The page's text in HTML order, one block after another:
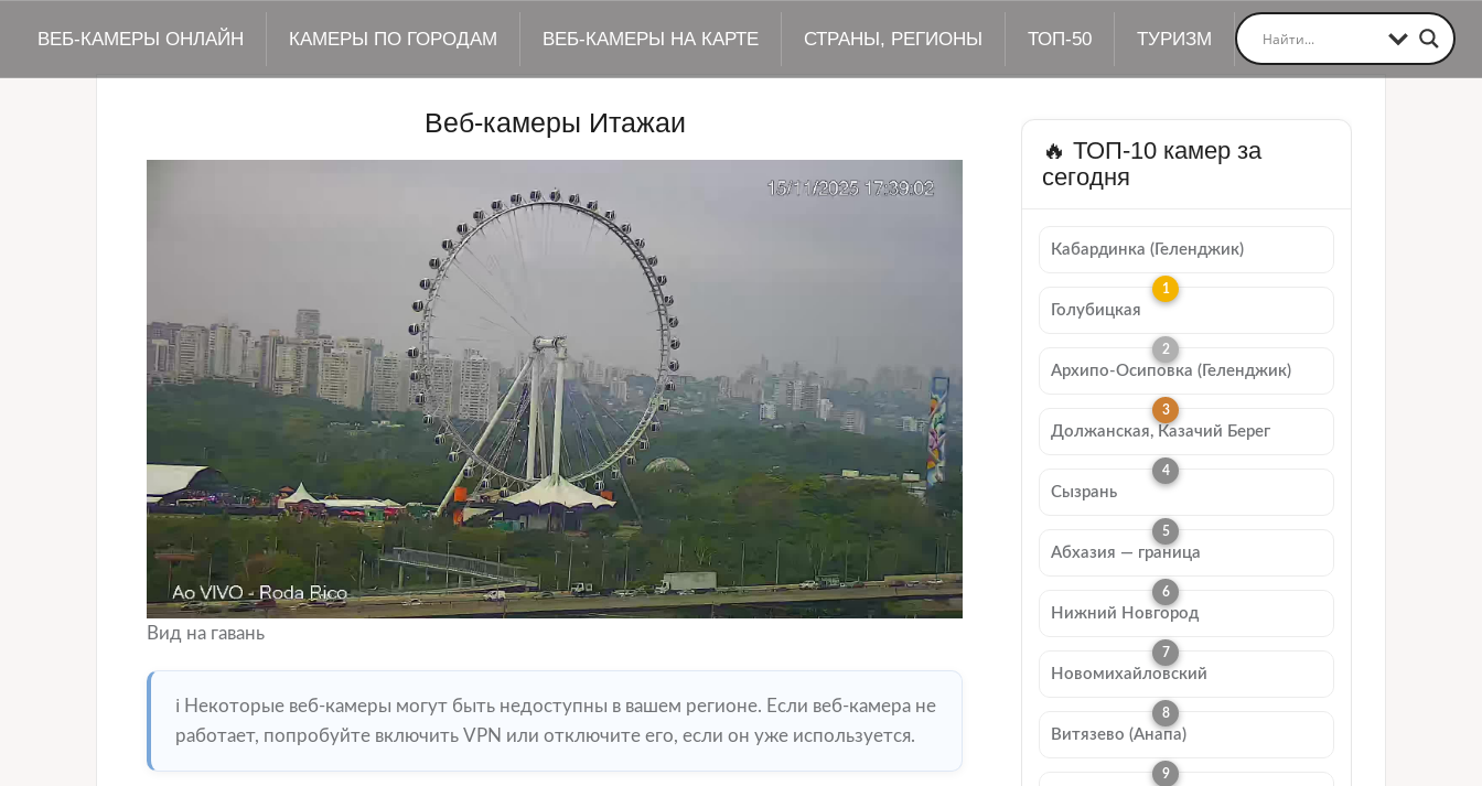
ВЕБ-КАМЕРЫ ОНЛАЙН КАМЕРЫ ПО ГОРОДАМ ВЕБ-КАМЕРЫ НА КАРТЕ СТРАНЫ, РЕГИОНЫ ТОП-50 ТУРИЗМ
Веб-камеры Итажаи
Вид на гавань
ℹ️ Некоторые веб-камеры могут быть недоступны в вашем регионе. Если веб-камера не
работает, попробуйте включить VPN или отключите его, если он уже используется.
🔥 ТОП-10 камер за
сегодня
Кабардинка (Геленджик)
Голубицкая
Архипо-Осиповка (Геленджик)
Должанская, Казачий Берег
Сызрань
Абхазия — граница
Нижний Новгород
Новомихайловский
Витязево (Анапа)